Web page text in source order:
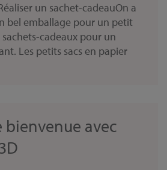
un sachet-cadeauOn a
bel emballage pour un petit
cadeaux pour un
Les petits sacs en papier
bienvenue avec